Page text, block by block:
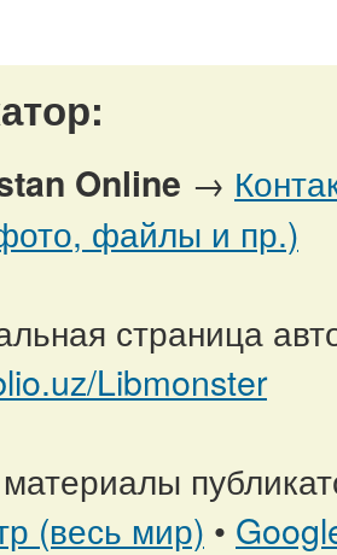
Online →
файлы и пр.)
страница
Libmonster
(весь мир) •